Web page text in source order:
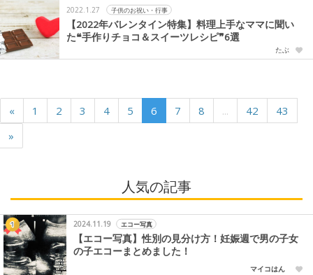
2022.1.27 子供のお祝い・行事
【2022年バレンタイン特集】料理上手なママに聞い
た❝手作りチョコ＆スイーツレシピ❞6選
たぶ
« 1 2 3 4 5 6 7 8 ... 42
43
»
人気の記事
2024.11.19 エコー写真
【エコー写真】性別の見分け方！妊娠週で男の子女
の子エコーまとめました！
マイコはん